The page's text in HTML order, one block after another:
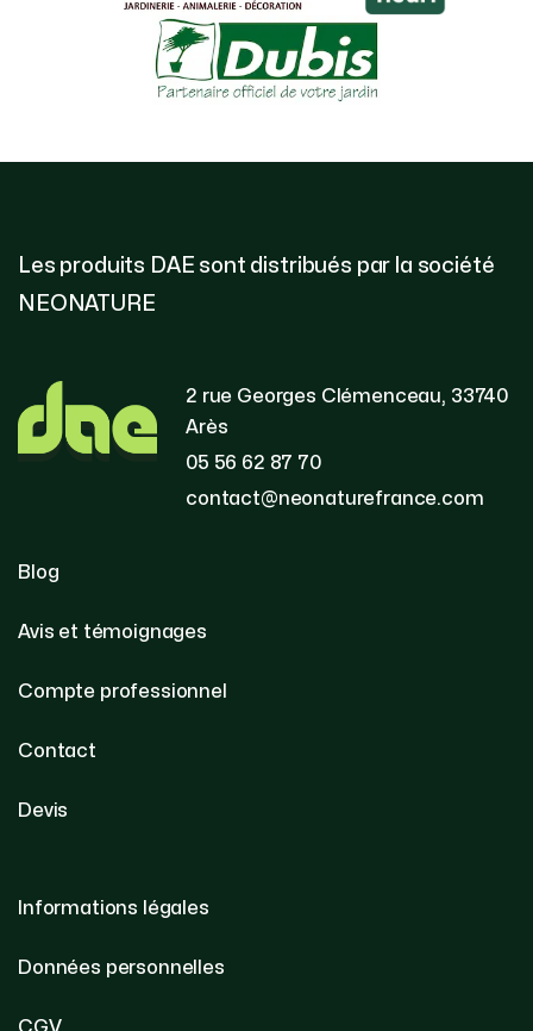
Les produits DAE sont distribués par la société
NEONATURE
2 rue Georges Clémenceau, 33740
Arès
05 56 62 87 70
contact@neonaturefrance.com
Blog
Avis et témoignages
Compte professionnel
Contact
Devis
Informations légales
Données personnelles